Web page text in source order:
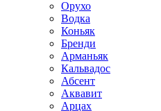
Орухо
Водка
Коньяк
Бренди
Арманьяк
Кальвадос
Абсент
Аквавит
Арцах